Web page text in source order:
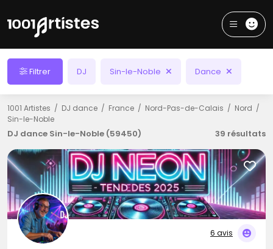
Filtrer DJ Sin-le-Noble Dance
1001 Artistes DJ dance France Nord-Pas-de-Calais
Nord
Sin-le-Noble
DJ dance Sin-le-Noble (59450) 39 résultats
6 avis